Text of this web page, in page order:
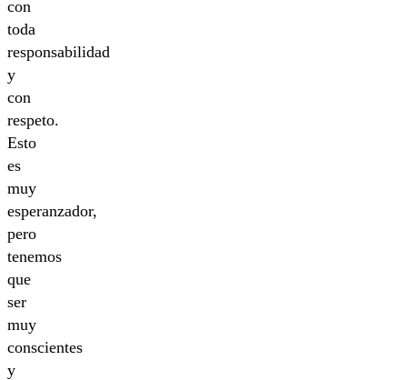
con
toda
responsabilidad
y
con
respeto.
Esto
es
muy
esperanzador,
pero
tenemos
que
ser
muy
conscientes
y